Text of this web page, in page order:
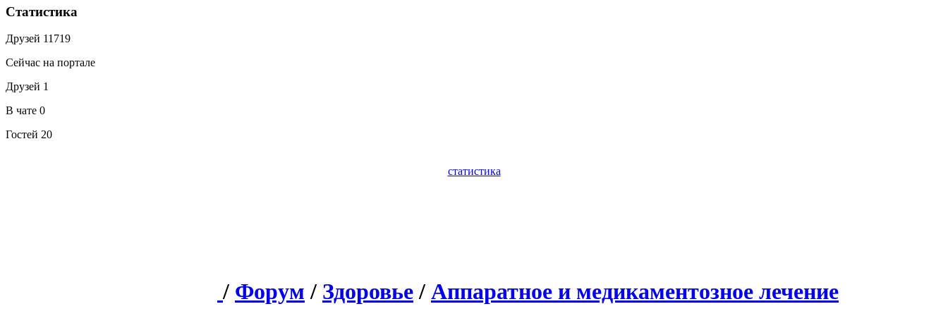
Статистика
Друзей 11719
Сейчас на портале
Друзей 1
В чате 0
Гостей 20
статистика
/ Форум / Здоровье / Аппаратное и медикаментозное лечение